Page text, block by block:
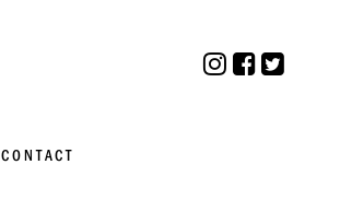
CONTACT